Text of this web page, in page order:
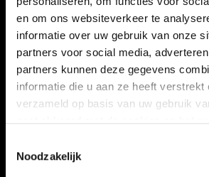
en om ons websiteverkeer te
informatie over uw gebruik van onze
partners voor social media,
partners kunnen deze gegevens
informatie die u aan ze heeft verstrekt
verzameld op basis van uw gebruik
Noodzakelijk
VERHALEN
NIEUWS
KALENDER
ACTIVITEITEN